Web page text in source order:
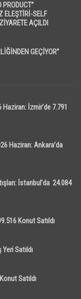
ELEŞTİRİ-SELF
AÇILDI
GEÇİYOR”
İzmir’de 7.791
Haziran: Ankara’da
İstanbul’da 24.084
Konut Satıldı
Satıldı
Satıldı